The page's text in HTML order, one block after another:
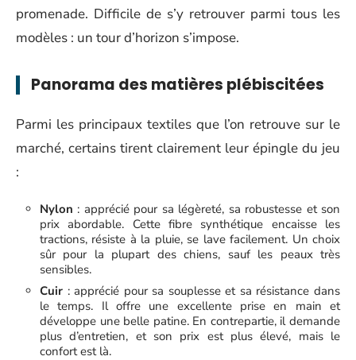
promenade. Difficile de s’y retrouver parmi tous les
modèles : un tour d’horizon s’impose.
Panorama des matières plébiscitées
Parmi les principaux textiles que l’on retrouve sur le
marché, certains tirent clairement leur épingle du jeu
:
Nylon : apprécié pour sa légèreté, sa robustesse et son
prix abordable. Cette fibre synthétique encaisse les
tractions, résiste à la pluie, se lave facilement. Un choix
sûr pour la plupart des chiens, sauf les peaux très
sensibles.
Cuir : apprécié pour sa souplesse et sa résistance dans
le temps. Il offre une excellente prise en main et
développe une belle patine. En contrepartie, il demande
plus d’entretien, et son prix est plus élevé, mais le
confort est là.